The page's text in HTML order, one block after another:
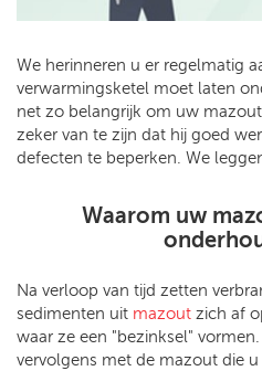
We herinneren u er regelmatig
verwarmingsketel moet laten
net zo belangrijk om uw
zeker van te zijn dat hij goed
defecten te beperken. We
Waarom uw
Na verloop van tijd zetten
sedimenten uit mazout zich af
waar ze een "bezinksel"
vervolgens met de mazout die